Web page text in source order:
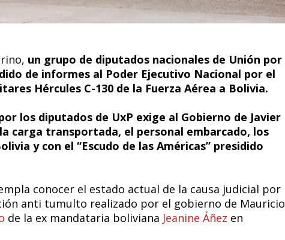
un grupo de diputados nacionales de Unión por
de informes al Poder Ejecutivo Nacional por el
Hércules C-130 de la Fuerza Aérea a Bolivia.
los diputados de UxP exige al Gobierno de Javier
carga transportada, el personal embarcado, los
y con el “Escudo de las Américas” presidido
conocer el estado actual de la causa judicial por
anti tumulto realizado por el gobierno de Mauricio
de la ex mandataria boliviana Jeanine Áñez en